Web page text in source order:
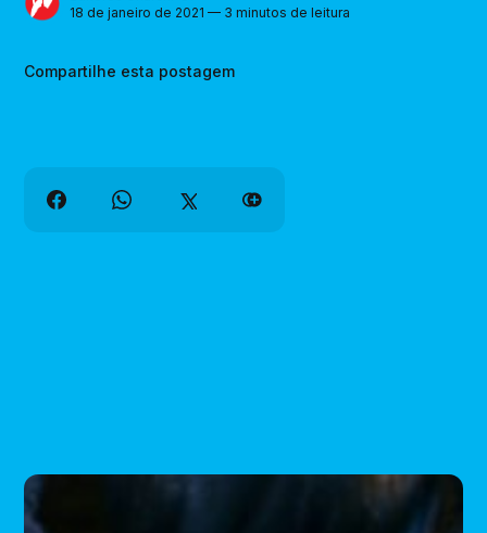
18 de janeiro de 2021 — 3 minutos de leitura
Compartilhe esta postagem